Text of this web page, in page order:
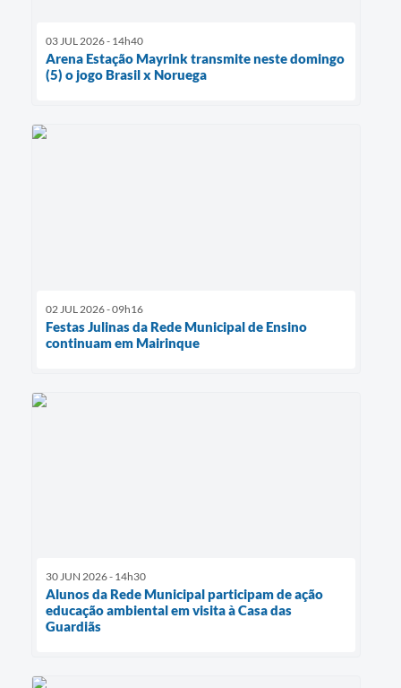
03 JUL 2026 - 14h40
Arena Estação Mayrink transmite neste domingo
(5) o jogo Brasil x Noruega
02 JUL 2026 - 09h16
Festas Julinas da Rede Municipal de Ensino
continuam em Mairinque
30 JUN 2026 - 14h30
Alunos da Rede Municipal participam de ação
educação ambiental em visita à Casa das
Guardiãs